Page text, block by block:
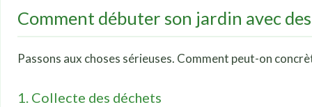
Comment débuter son jardin avec
Passons aux choses sérieuses. Comment peut-on
1. Collecte des déchets